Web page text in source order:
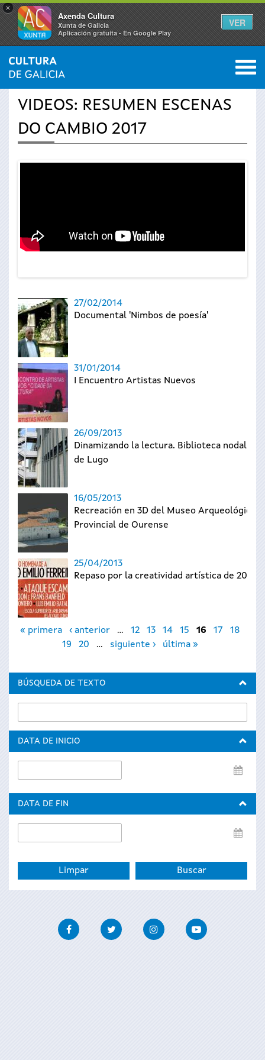
×
Axenda Cultura
Xunta de Galicia
Aplicación gratuíta - En Google Play
VER
Se
usted
INICIO › ACTUALIDAD 0
VIDEOS: RESUMEN ESCENAS
DO CAMBIO 2017
27/02/2014
Documental 'Nimbos de poesía'
31/01/2014
I Encuentro Artistas Nuevos
26/09/2013
Dinamizando la lectura. Biblioteca nodal
de Lugo
16/05/2013
Recreación en 3D del Museo Arqueológico
Provincial de Ourense
25/04/2013
Repaso por la creatividad artística de 2012
Páginas
« primera ‹ anterior … 12 13 14 15 16 17
18
19
20 … siguiente › última »
BÚSQUEDA DE TEXTO
DATA DE INICIO
de
DATA DE FIN
de
FacebookTwitter InstagramYoutube